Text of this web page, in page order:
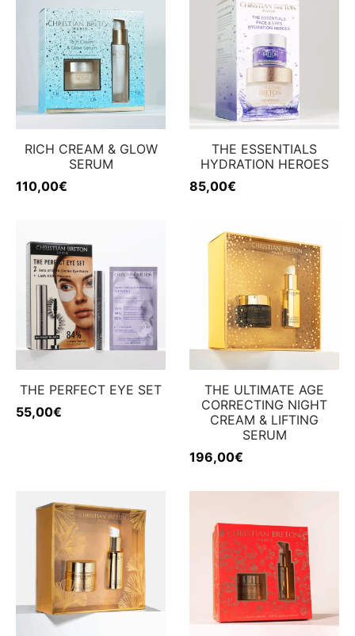
RICH CREAM & GLOW
SERUM
110,00€
THE ESSENTIALS
HYDRATION HEROES
85,00€
THE PERFECT EYE SET
55,00€
THE ULTIMATE AGE
CORRECTING NIGHT
CREAM & LIFTING
SERUM
196,00€